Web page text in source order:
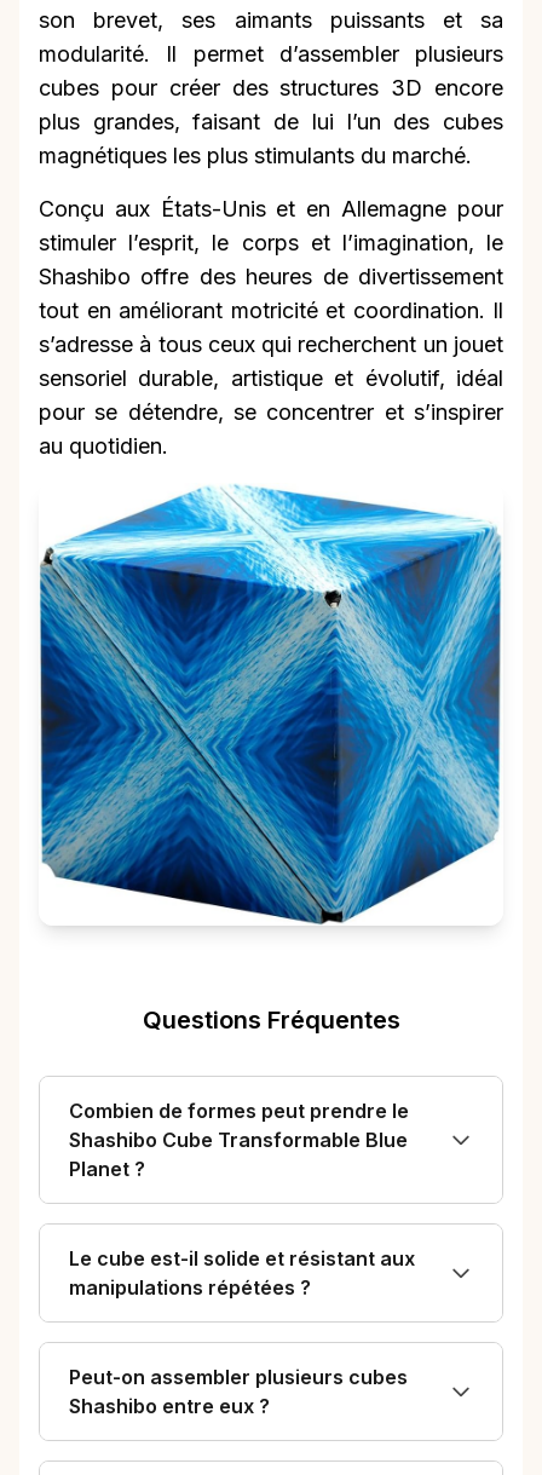
son brevet, ses aimants puissants et sa
modularité. Il permet d’assembler plusieurs
cubes pour créer des structures 3D encore
plus grandes, faisant de lui l’un des cubes
magnétiques les plus stimulants du marché.
Conçu aux États-Unis et en Allemagne pour
stimuler l’esprit, le corps et l’imagination, le
Shashibo offre des heures de divertissement
tout en améliorant motricité et coordination. Il
s’adresse à tous ceux qui recherchent un jouet
sensoriel durable, artistique et évolutif, idéal
pour se détendre, se concentrer et s’inspirer
au quotidien.
Questions Fréquentes
Combien de formes peut prendre le
Shashibo Cube Transformable Blue
Planet ?
Le cube est-il solide et résistant aux
manipulations répétées ?
Peut-on assembler plusieurs cubes
Shashibo entre eux ?